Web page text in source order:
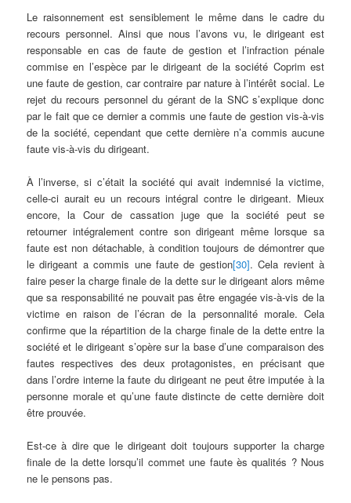
Le raisonnement est sensiblement le même dans le cadre du
recours personnel. Ainsi que nous l’avons vu, le dirigeant est
responsable en cas de faute de gestion et l’infraction pénale
commise en l’espèce par le dirigeant de la société Coprim est
une faute de gestion, car contraire par nature à l’intérêt social. Le
rejet du recours personnel du gérant de la SNC s’explique donc
par le fait que ce dernier a commis une faute de gestion vis-à-vis
de la société, cependant que cette dernière n’a commis aucune
faute vis-à-vis du dirigeant.
À l’inverse, si c’était la société qui avait indemnisé la victime,
celle-ci aurait eu un recours intégral contre le dirigeant. Mieux
encore, la Cour de cassation juge que la société peut se
retourner intégralement contre son dirigeant même lorsque sa
faute est non détachable, à condition toujours de démontrer que
le dirigeant a commis une faute de gestion[30]. Cela revient à
faire peser la charge finale de la dette sur le dirigeant alors même
que sa responsabilité ne pouvait pas être engagée vis-à-vis de la
victime en raison de l’écran de la personnalité morale. Cela
confirme que la répartition de la charge finale de la dette entre la
société et le dirigeant s’opère sur la base d’une comparaison des
fautes respectives des deux protagonistes, en précisant que
dans l’ordre interne la faute du dirigeant ne peut être imputée à la
personne morale et qu’une faute distincte de cette dernière doit
être prouvée.
Est-ce à dire que le dirigeant doit toujours supporter la charge
finale de la dette lorsqu’il commet une faute ès qualités ? Nous
ne le pensons pas.